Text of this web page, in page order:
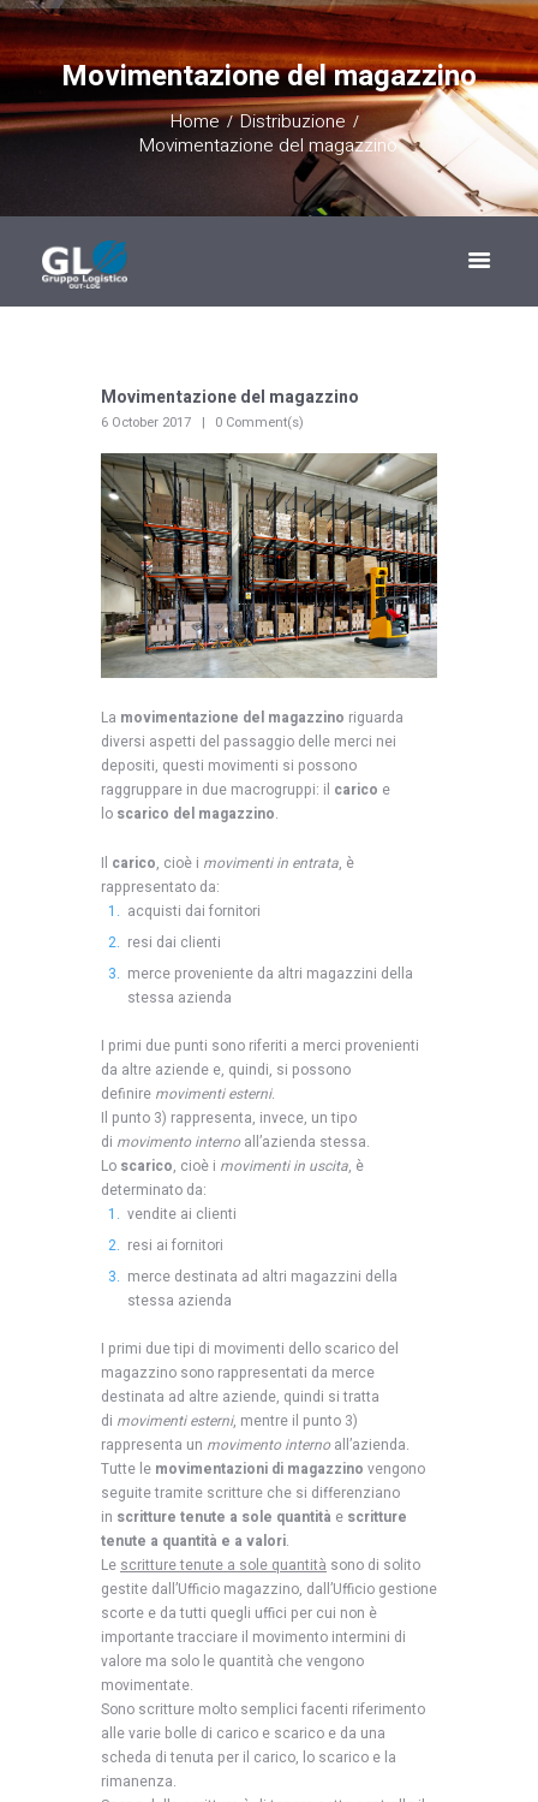
Movimentazione del magazzino
Home
Distribuzione
Movimentazione del magazzino
Movimentazione del magazzino
6 October 2017 0 Comment(s)
La movimentazione del magazzino riguarda
diversi aspetti del passaggio delle merci nei
depositi, questi movimenti si possono
raggruppare in due macrogruppi: il carico e
lo scarico del magazzino.
Il carico, cioè i movimenti in entrata, è
rappresentato da:
acquisti dai fornitori
resi dai clienti
merce proveniente da altri magazzini della
stessa azienda
I primi due punti sono riferiti a merci provenienti
da altre aziende e, quindi, si possono
definire movimenti esterni.
Il punto 3) rappresenta, invece, un tipo
di movimento internoall’azienda stessa.
Lo scarico, cioè i movimenti in uscita, è
determinato da:
vendite ai clienti
resi ai fornitori
merce destinata ad altri magazzini della
stessa azienda
I primi due tipi di movimenti dello scarico del
magazzino sono rappresentati da merce
destinata ad altre aziende, quindi si tratta
di movimenti esterni, mentre il punto 3)
rappresenta un movimento internoall’azienda.
Tutte le movimentazioni di magazzino vengono
seguite tramite scritture che si differenziano
in scritture tenute a sole quantità e scritture
tenute a quantità e a valori.
Le scritture tenute a sole quantità sono di solito
gestite dall’Ufficio magazzino, dall’Ufficio gestione
scorte e da tutti quegli uffici per cui non è
importante tracciare il movimento intermini di
valore ma solo le quantità che vengono
movimentate.
Sono scritture molto semplici facenti riferimento
alle varie bolle di carico e scarico e da una
scheda di tenuta per il carico, lo scarico e la
rimanenza.